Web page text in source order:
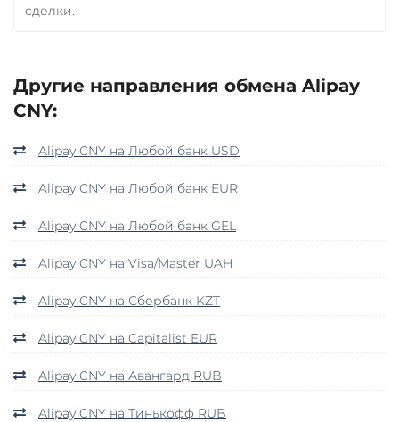
сделки.
Другие направления обмена Alipay
CNY:
Alipay CNY на Любой банк USD
Alipay CNY на Любой банк EUR
Alipay CNY на Любой банк GEL
Alipay CNY на Visa/Master UAH
Alipay CNY на Сбербанк KZT
Alipay CNY на Capitalist EUR
Alipay CNY на Авангард RUB
Alipay CNY на Тинькофф RUB